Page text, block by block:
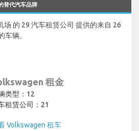
替代汽车品牌
场 的 29 汽车租赁公司 提供的来自 26
车辆。
租金
类型：12
租赁公司：21
Volkswagen 租车